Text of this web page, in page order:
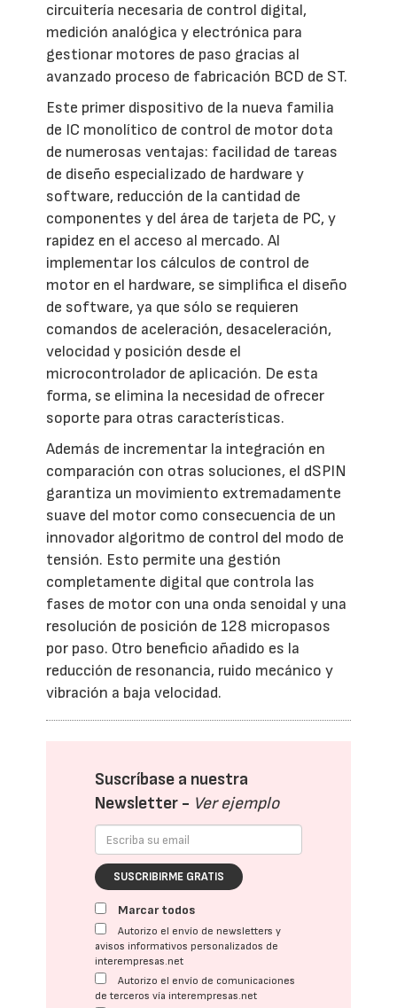
circuitería necesaria de control digital,
medición analógica y electrónica para
gestionar motores de paso gracias al
avanzado proceso de fabricación BCD de ST.
Este primer dispositivo de la nueva familia
de IC monolítico de control de motor dota
de numerosas ventajas: facilidad de tareas
de diseño especializado de hardware y
software, reducción de la cantidad de
componentes y del área de tarjeta de PC, y
rapidez en el acceso al mercado. Al
implementar los cálculos de control de
motor en el hardware, se simplifica el diseño
de software, ya que sólo se requieren
comandos de aceleración, desaceleración,
velocidad y posición desde el
microcontrolador de aplicación. De esta
forma, se elimina la necesidad de ofrecer
soporte para otras características.
Además de incrementar la integración en
comparación con otras soluciones, el dSPIN
garantiza un movimiento extremadamente
suave del motor como consecuencia de un
innovador algoritmo de control del modo de
tensión. Esto permite una gestión
completamente digital que controla las
fases de motor con una onda senoidal y una
resolución de posición de 128 micropasos
por paso. Otro beneficio añadido es la
reducción de resonancia, ruido mecánico y
vibración a baja velocidad.
Suscríbase a nuestra
Newsletter - Ver ejemplo
SUSCRIBIRME GRATIS
Marcar todos
Autorizo el envío de newsletters y
avisos informativos personalizados de
interempresas.net
Autorizo el envío de comunicaciones
de terceros vía interempresas.net